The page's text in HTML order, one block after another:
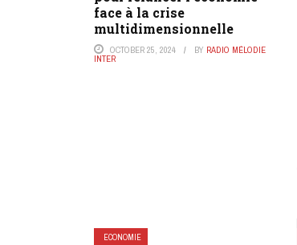
face à la crise
multidimensionnelle
OCTOBER 25, 2024 BY RADIO MÉLODIE
INTER
ECONOMIE